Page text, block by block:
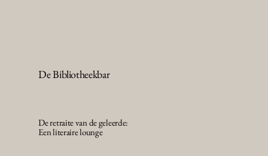
De Bibliotheekbar
De retraite van de geleerde:
Een literaire lounge